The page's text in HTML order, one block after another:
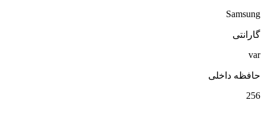
Samsung
گارانتی
var
حافظه داخلی
256